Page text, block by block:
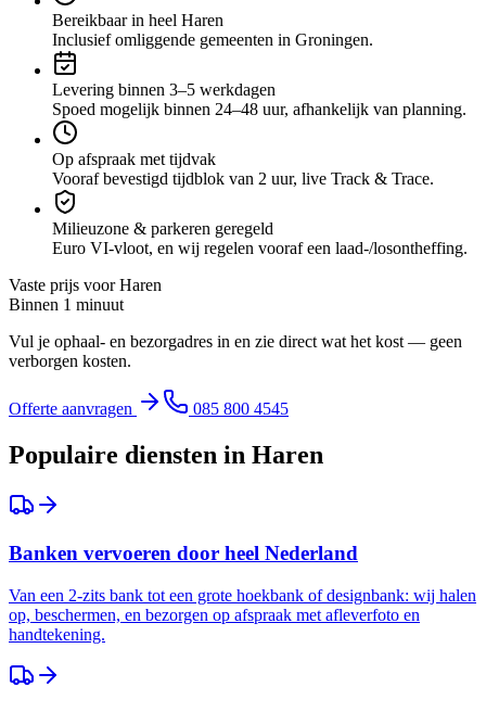
Bereikbaar in heel Haren
Inclusief omliggende gemeenten in Groningen.
Levering binnen 3–5 werkdagen
Spoed mogelijk binnen 24–48 uur, afhankelijk van planning.
Op afspraak met tijdvak
Vooraf bevestigd tijdblok van 2 uur, live Track & Trace.
Milieuzone & parkeren geregeld
Euro VI-vloot, en wij regelen vooraf een laad-/losontheffing.
Vaste prijs voorHaren
Binnen 1 minuut
Vul je ophaal- en bezorgadres in en zie direct wat het kost — geen
verborgen kosten.
Offerte aanvragen 085 800 4545
Populaire diensten in Haren
Banken vervoeren door heel Nederland
Van een 2-zits bank tot een grote hoekbank of designbank: wij halen
op, beschermen, en bezorgen op afspraak met afleverfoto en
handtekening.